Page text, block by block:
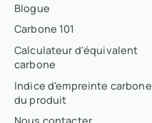
Blogue
Carbone 101
Calculateur d'équivalent
carbone
Indice d'empreinte carbone
du produit